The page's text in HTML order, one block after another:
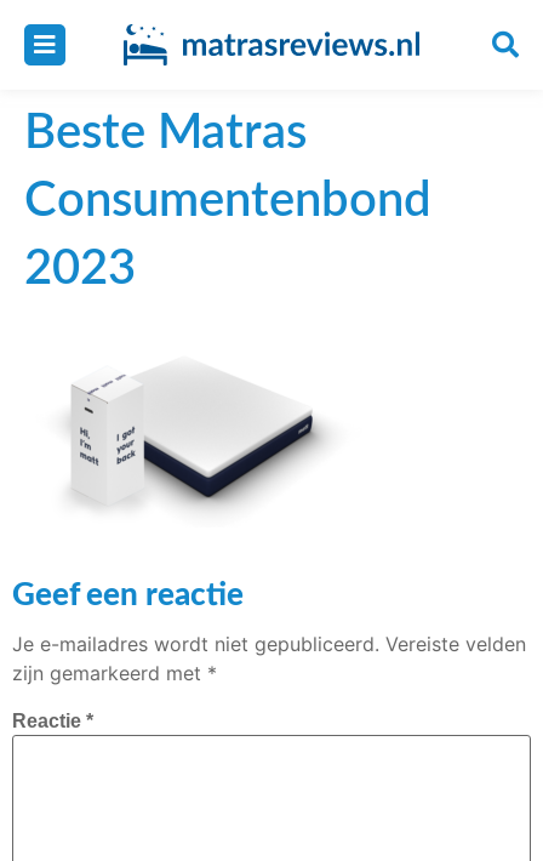
Beste Matras
Consumentenbond
2023
Geef een reactie
Je e-mailadres wordt niet gepubliceerd. Vereiste velden
zijn gemarkeerd met *
Reactie *